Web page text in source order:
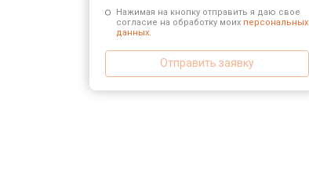
Нажимая на кнопку отправить я даю свое
согласие на обработку моих персональных
данных.
Отправить заявку